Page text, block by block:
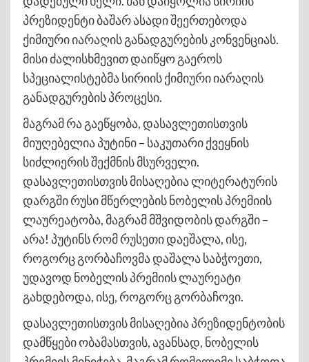
პრეზიდენტი ბაშარ ასადი შეერთებოდა
ქიმიური იარაღის განადგურების კონვენციას.
მისი ძალისხმევით დაიწყო გაეროს
სპეციალისტებმა სირიის ქიმიური იარაღის
განადგურების პროცესი.
მაგრამ რა გაეწყობა, დასავლეთისთვის
მიუღებელია პუტინი – საკუთარი ქვეყნის
სიძლიერის შექმნის მსურველი.
დასავლეთისთვის მისაღებია ლიტერატურის
დარგში რუსი მწერლების ნობელის პრემიის
ლაურეატობა, მაგრამ მშვიდობის დარგში –
არა! პუტინს რომ რუსეთი დაეშალა, ისე,
როგორც გორბაჩოვმა დაშალა საბჭოეთი,
უდავოდ ნობელის პრემიის ლაურეატი
გახდებოდა, ისე, როგორც გორბაჩოვი.
დასავლეთისთვის მისაღებია პრეზიდენტობის
დამწყები ობამასთვის, ავანსად, ნობელის